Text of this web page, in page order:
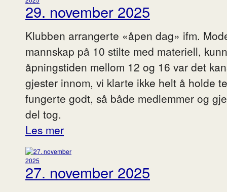
29. november 2025
Klubben arrangerte «åpen dag» ifm.
mannskap på 10 stilte med materiell,
åpningstiden mellom 12 og 16 var det
gjester innom, vi klarte ikke helt å holde
fungerte godt, så både medlemmer og
del tog.
Les mer
27. november 2025